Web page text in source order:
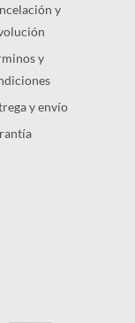
y
y
y envío